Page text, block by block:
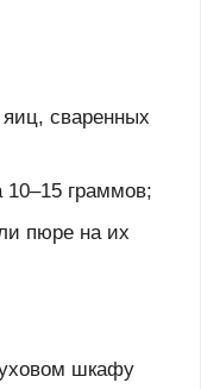
сваренных
10–15 граммов;
пюре на их
шкафу